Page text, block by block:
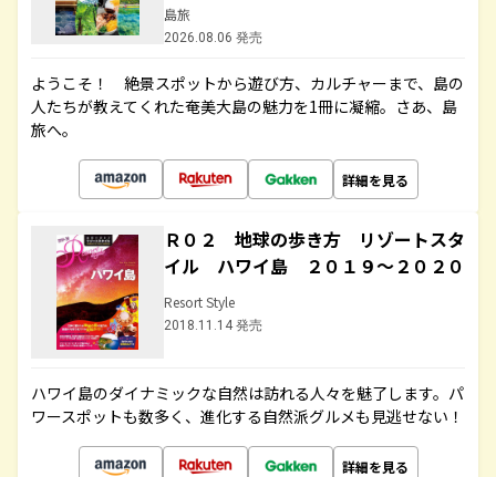
島旅
2026.08.06 発売
ようこそ！ 絶景スポットから遊び方、カルチャーまで、島の
人たちが教えてくれた奄美大島の魅力を1冊に凝縮。さあ、島
旅へ。
詳細を見る
Ｒ０２ 地球の歩き方 リゾートスタ
イル ハワイ島 ２０１９～２０２０
Resort Style
2018.11.14 発売
ハワイ島のダイナミックな自然は訪れる人々を魅了します。パ
ワースポットも数多く、進化する自然派グルメも見逃せない！
詳細を見る